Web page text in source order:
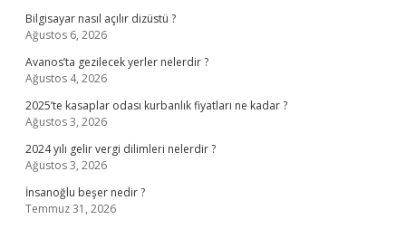
Bilgisayar nasıl açılır dizüstü ?
Ağustos 6, 2026
Avanos’ta gezilecek yerler nelerdir ?
Ağustos 4, 2026
2025’te kasaplar odası kurbanlık fiyatları ne kadar ?
Ağustos 3, 2026
2024 yılı gelir vergi dilimleri nelerdir ?
Ağustos 3, 2026
İnsanoğlu beşer nedir ?
Temmuz 31, 2026